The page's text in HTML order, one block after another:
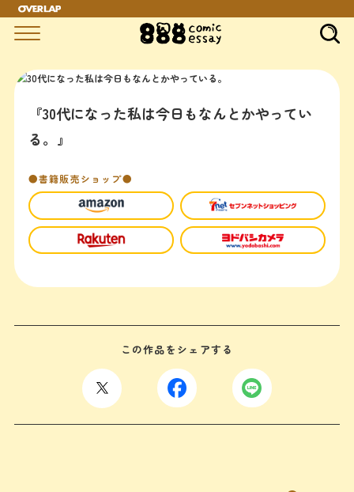
『30代になった私は今日もなんとかやってい
る。』
●書籍販売ショップ●
この作品をシェアする